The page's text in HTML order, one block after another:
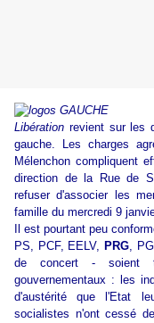
Libération revient sur les
gauche. Les charges
Mélenchon compliquent
direction de la Rue de
refuser d'associer les
famille du mercredi 9
Il est pourtant peu
PS, PCF, EELV, PRG,
de concert - soient
gouvernementaux : les
d'austérité que l'Etat
socialistes n'ont cessé